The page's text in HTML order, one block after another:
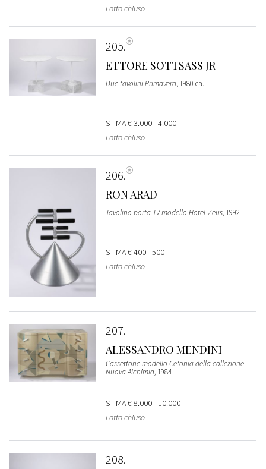
Lotto chiuso
205
ETTORE SOTTSASS JR
Due tavolini Primavera, 1980 ca.
STIMA€ 3.000 - 4.000
Lotto chiuso
206
RON ARAD
Tavolino porta TV modello Hotel-Zeus, 1992
STIMA€ 400 - 500
Lotto chiuso
207
ALESSANDRO MENDINI
Cassettone modello Cetonia della collezione
Nuova Alchimia, 1984
STIMA€ 8.000 - 10.000
Lotto chiuso
208